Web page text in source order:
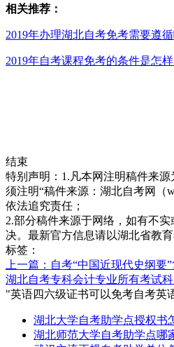
相关推荐：
2019年办理湖北自考免考需要遵
2019年自考课程免考的条件是怎样
结束
特别声明：1.凡本网注明稿件来
须注明“稿件来源：湖北自考网（
依法追究责任；
2.部分稿件来源于网络，如有不
决。最新官方信息请以湖北省教
标签：
上一篇：自考“中国近现代史纲要
湖北自考专科会计专业所有考试科
"英语四六级证书可以免考自考英
湖北大学自考助学点授权书
湖北师范大学自考助学点哪